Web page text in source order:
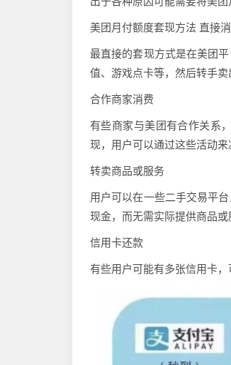
美团月付额度套现方法 直接
最直接的套现方式是在美团
值、游戏点卡等，然后转手卖
合作商家消费
有些商家与美团有合作关系
现，用户可以通过这些活动来
转卖商品或服务
用户可以在一些二手交易平
现金，而无需实际提供商品或
信用卡还款
有些用户可能有多张信用卡